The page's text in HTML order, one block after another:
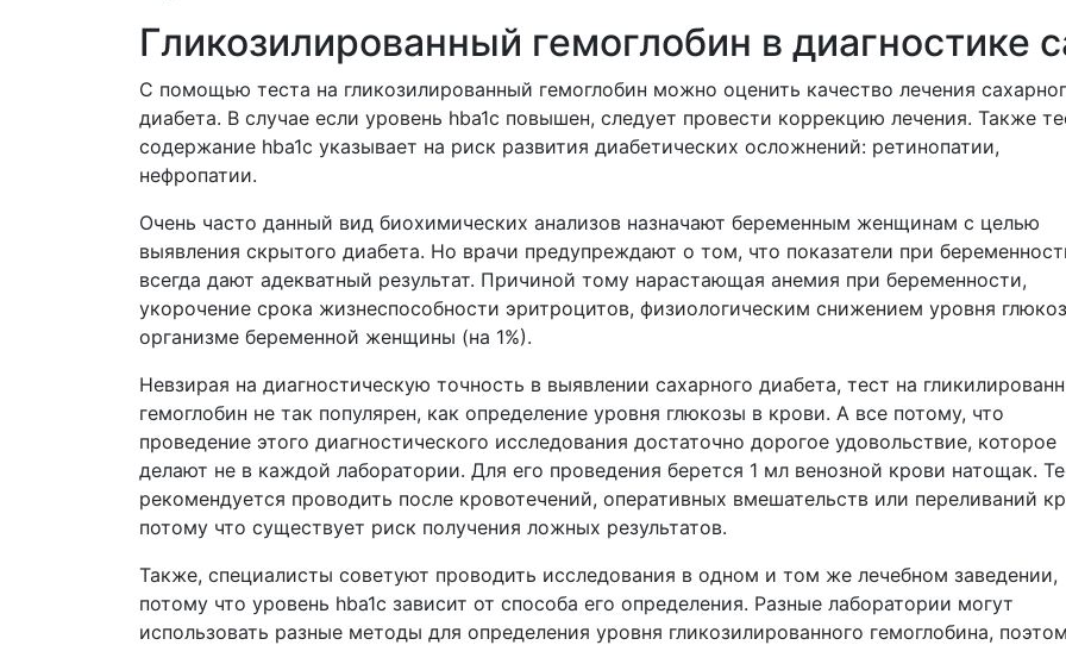
Гликозилированный гемоглобин в диагностике
С помощью теста на гликозилированный гемоглобин можно оценить качество лечения
диабета. В случае если уровень hba1c повышен, следует провести коррекцию лечения. Также
содержание hba1c указывает на риск развития диабетических осложнений: ретинопатии,
нефропатии.
Очень часто данный вид биохимических анализов назначают беременным женщинам с целью
выявления скрытого диабета. Но врачи предупреждают о том, что показатели при
всегда дают адекватный результат. Причиной тому нарастающая анемия при беременности,
укорочение срока жизнеспособности эритроцитов, физиологическим снижением уровня
организме беременной женщины (на 1%).
Невзирая на диагностическую точность в выявлении сахарного диабета, тест на
гемоглобин не так популярен, как определение уровня глюкозы в крови. А все потому, что
проведение этого диагностического исследования достаточно дорогое удовольствие, которое
делают не в каждой лаборатории. Для его проведения берется 1 мл венозной крови натощак.
рекомендуется проводить после кровотечений, оперативных вмешательств или переливаний
потому что существует риск получения ложных результатов.
Также, специалисты советуют проводить исследования в одном и том же лечебном заведении,
потому что уровень hba1c зависит от способа его определения. Разные лаборатории могут
использовать разные методы для определения уровня гликозилированного гемоглобина,